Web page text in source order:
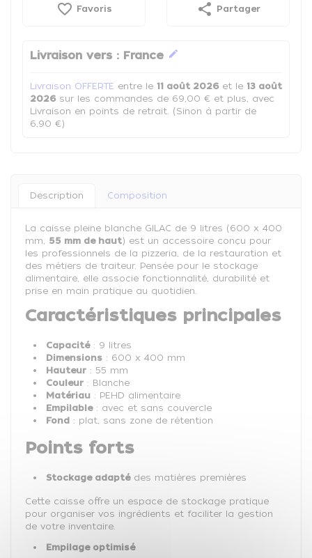
favorite_border Favoris share Partager
Livraison vers : France edit
Livraison OFFERTE entre le 11 août 2026 et le 13 août
2026 sur les commandes de 69,00 € et plus, avec
Livraison en points de retrait. (Sinon à partir de
6,90 €)
Description Composition
La caisse pleine blanche GILAC de 9 litres (600 x 400
mm, 55 mm de haut) est un accessoire conçu pour
les professionnels de la pizzeria, de la restauration et
des métiers de traiteur. Pensée pour le stockage
alimentaire, elle associe fonctionnalité, durabilité et
prise en main pratique au quotidien.
Caractéristiques principales
Capacité: 9 litres
Dimensions: 600 x 400 mm
Hauteur: 55 mm
Couleur: Blanche
Matériau: PEHD alimentaire
Empilable: avec et sans couvercle
Fond : plat, sans zone de rétention
Points forts
Stockage adaptédes matières premières
Cette caisse offre un espace de stockage pratique
pour organiser vos ingrédients et faciliter la gestion
de votre inventaire.
Empilage optimisé